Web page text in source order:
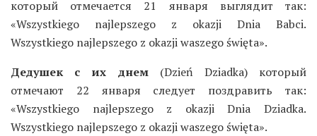
который отмечается 21 января выглядит так:
«Wszystkiego najlepszego z okazji Dnia Babci.
Wszystkiego najlepszego z okazji waszego święta».
Дедушек с их днем(Dzień Dziadka) который
отмечают 22 января следует поздравить так:
«Wszystkiego najlepszego z okazji Dnia Dziadka.
Wszystkiego najlepszego z okazji waszego święta».